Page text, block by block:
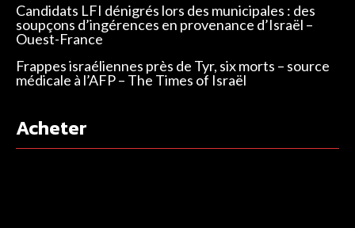
Candidats LFI dénigrés lors des municipales : des
soupçons d’ingérences en provenance d’Israël –
Ouest-France
Frappes israéliennes près de Tyr, six morts – source
médicale à l’AFP – The Times of Israël
Acheter